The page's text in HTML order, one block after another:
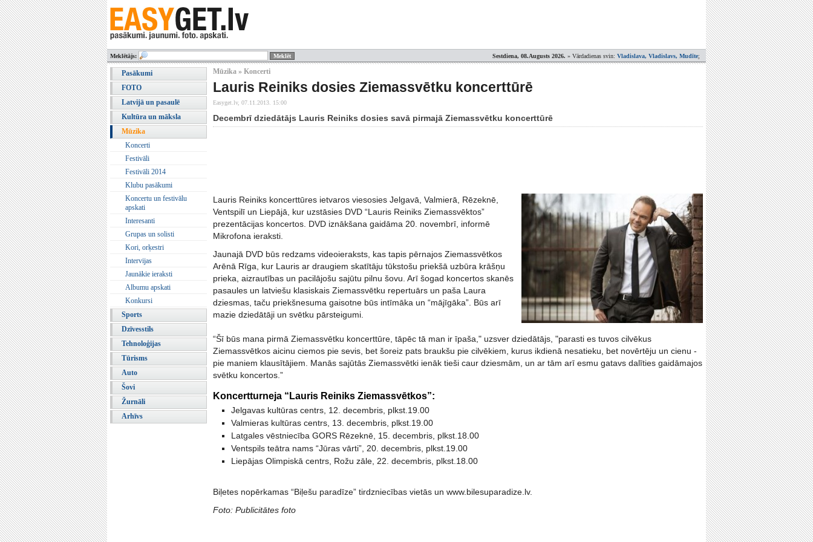
Sestdiena, 08.Augusts 2026. » Vārdadienas svin: Vladislava, Vladislavs, Mudīte;
Meklētājs:
Pasākumi
FOTO
Latvijā un pasaulē
Kultūra un māksla
Mūzika
Koncerti
Festivāli
Festivāli 2014
Klubu pasākumi
Koncertu un festivālu
apskati
Interesanti
Grupas un solisti
Kori, orķestri
Intervijas
Jaunākie ieraksti
Albumu apskati
Konkursi
Sports
Dzīvesstils
Tehnoloģijas
Tūrisms
Auto
Šovi
Žurnāli
Arhīvs
Mūzika » Koncerti
Lauris Reiniks dosies Ziemassvētku koncerttūrē
Easyget.lv, 07.11.2013. 15:00
Decembrī dziedātājs Lauris Reiniks dosies savā pirmajā Ziemassvētku koncerttūrē
Lauris Reiniks koncerttūres ietvaros viesosies Jelgavā, Valmierā, Rēzeknē,
Ventspilī un Liepājā, kur uzstāsies DVD “Lauris Reiniks Ziemassvēktos”
prezentācijas koncertos. DVD iznākšana gaidāma 20. novembrī, informē
Mikrofona ieraksti.
Jaunajā DVD būs redzams videoieraksts, kas tapis pērnajos Ziemassvētkos
Arēnā Rīga, kur Lauris ar draugiem skatītāju tūkstošu priekšā uzbūra krāšņu
prieka, aizrautības un pacilājošu sajūtu pilnu šovu. Arī šogad koncertos skanēs
pasaules un latviešu klasiskais Ziemassvētku repertuārs un paša Laura
dziesmas, taču priekšnesuma gaisotne būs intīmāka un “mājīgāka”. Būs arī
mazie dziedātāji un svētku pārsteigumi.
“Šī būs mana pirmā Ziemassvētku koncerttūre, tāpēc tā man ir īpaša," uzsver dziedātājs, "parasti es tuvos cilvēkus
Ziemassvētkos aicinu ciemos pie sevis, bet šoreiz pats braukšu pie cilvēkiem, kurus ikdienā nesatieku, bet novērtēju un cienu -
pie maniem klausītājiem. Manās sajūtās Ziemassvētki ienāk tieši caur dziesmām, un ar tām arī esmu gatavs dalīties gaidāmajos
svētku koncertos.”
Koncertturneja “Lauris Reiniks Ziemassvētkos”:
Jelgavas kultūras centrs, 12. decembris, plkst.19.00
Valmieras kultūras centrs, 13. decembris, plkst.19.00
Latgales vēstniecība GORS Rēzeknē, 15. decembris, plkst.18.00
Ventspils teātra nams “Jūras vārti”, 20. decembris, plkst.19.00
Liepājas Olimpiskā centrs, Rožu zāle, 22. decembris, plkst.18.00
Biļetes nopērkamas “Biļešu paradīze” tirdzniecības vietās un www.bilesuparadize.lv.
Foto: Publicitātes foto